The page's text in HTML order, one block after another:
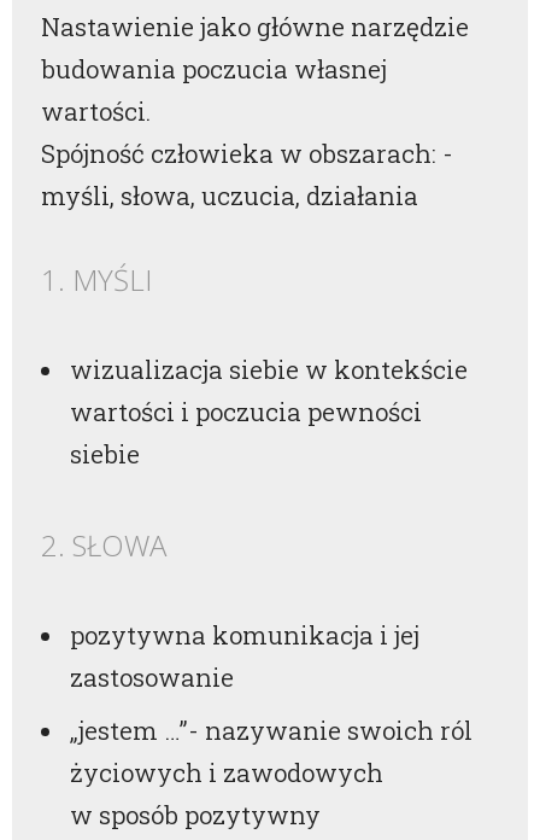
Nastawienie jako główne narzędzie
budowania poczucia własnej
wartości.
Spójność człowieka w obszarach: -
myśli, słowa, uczucia, działania
1. MYŚLI
wizualizacja siebie w kontekście
wartości i poczucia pewności
siebie
2. SŁOWA
pozytywna komunikacja i jej
zastosowanie
„jestem …”- nazywanie swoich ról
życiowych i zawodowych
w sposób pozytywny